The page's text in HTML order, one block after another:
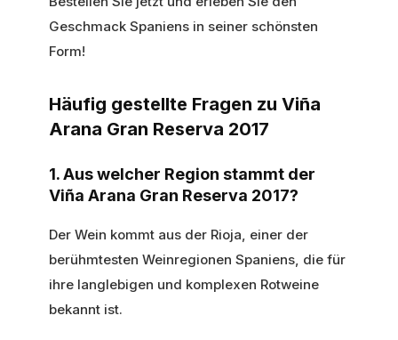
Geschmack Spaniens in seiner schönsten
Form!
Häufig gestellte Fragen zu Viña
Arana Gran Reserva 2017
1. Aus welcher Region stammt der
Viña Arana Gran Reserva 2017?
Der Wein kommt aus der Rioja, einer der
berühmtesten Weinregionen Spaniens, die für
ihre langlebigen und komplexen Rotweine
bekannt ist.